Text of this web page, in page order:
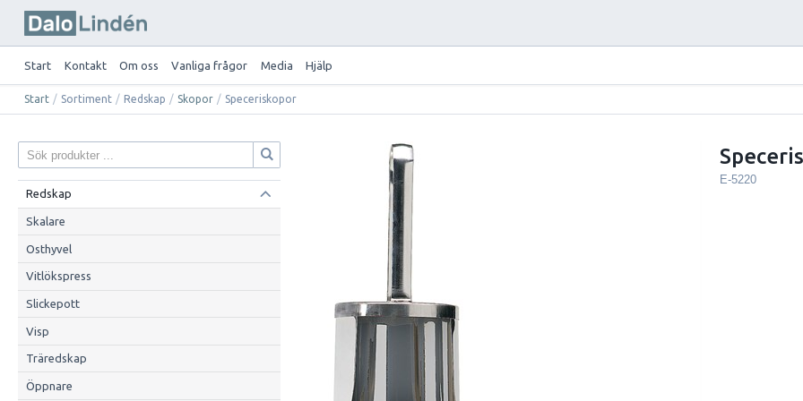
Start Kontakt Om oss Vanliga frågor Media Hjälp
Start / Sortiment / Redskap / Skopor / Speceriskopor
Redskap
Skalare
Osthyvel
Vitlökspress
Slickepott
Visp
Träredskap
Öppnare
E-5220